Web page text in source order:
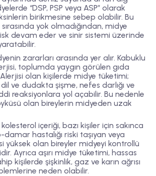
“DSP, PSP veya ASP” olarak
birikmesine sebep olabilir. Bu
yok olmadığından, midye
devam eder ve sinir sistemi üzerinde
zararları arasında yer alır. Kabuklu
, toplumda yaygın görülen gıda
olan kişilerde midye tüketimi;
dil ve dudakta şişme, nefes darlığı ve
reaksiyonlara yol açabilir. Bu nedenle
olan bireylerin midyeden uzak
içeriği, bazı kişiler için sakınca
hastalığı riski taşıyan veya
yüksek olan bireyler midyeyi kontrollü
Ayrıca aşırı midye tüketimi, hassas
kişilerde şişkinlik, gaz ve karın ağrısı
neden olabilir.